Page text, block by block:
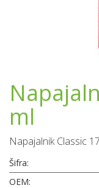
ml
Napajalnik Classic
Šifra:
OEM: